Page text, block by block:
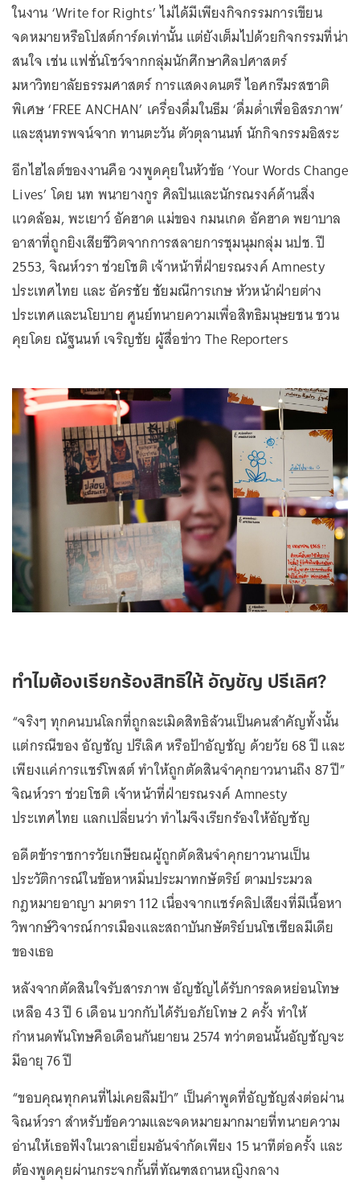
ในงาน ‘Write for Rights’ ไม่ได้มีเพียงกิจกรรมการเขียน
จดหมายหรือโปสต์การ์ดเท่านั้น แต่ยังเต็มไปด้วยกิจกรรมที่น่า
สนใจ เช่น แฟชั่นโชว์จากกลุ่มนักศึกษาศิลปศาสตร์
มหาวิทยาลัยธรรมศาสตร์ การแสดงดนตรี ไอศกรีมรสชาติ
พิเศษ ‘FREE ANCHAN’ เครื่องดื่มในธีม ‘ดื่มด่ำเพื่ออิสรภาพ’
และสุนทรพจน์จาก ทานตะวัน ตัวตุลานนท์ นักกิจกรรมอิสระ
อีกไฮไลต์ของงานคือ วงพูดคุยในหัวข้อ ‘Your Words Change
Lives’ โดย นท พนายางกูร ศิลปินและนักรณรงค์ด้านสิ่ง
แวดล้อม, พะเยาว์ อัคฮาด แม่ของ กมนเกด อัคฮาด พยาบาล
อาสาที่ถูกยิงเสียชีวิตจากการสลายการชุมนุมกลุ่ม นปช. ปี
2553, จิณห์วรา ช่วยโชติ เจ้าหน้าที่ฝ่ายรณรงค์ Amnesty
ประเทศไทย และ อัครชัย ชัยมณีการเกษ หัวหน้าฝ่ายต่าง
ประเทศและนโยบาย ศูนย์ทนายความเพื่อสิทธิมนุษยชน ชวน
คุยโดย ณัฐนนท์ เจริญชัย ผู้สื่อข่าว The Reporters
ทำไมต้องเรียกร้องสิทธิให้ อัญชัญ ปรีเลิศ?
“จริงๆ ทุกคนบนโลกที่ถูกละเมิดสิทธิล้วนเป็นคนสำคัญทั้งนั้น
แต่กรณีของ อัญชัญ ปรีเลิศ หรือป้าอัญชัญ ด้วยวัย 68 ปี และ
เพียงแค่การแชร์โพสต์ ทำให้ถูกตัดสินจำคุกยาวนานถึง 87 ปี”
จิณห์วรา ช่วยโชติ เจ้าหน้าที่ฝ่ายรณรงค์ Amnesty
ประเทศไทย แลกเปลี่ยนว่า ทำไมจึงเรียกร้องให้อัญชัญ
อดีตข้าราชการวัยเกษียณผู้ถูกตัดสินจำคุกยาวนานเป็น
ประวัติการณ์ในข้อหาหมิ่นประมาทกษัตริย์ ตามประมวล
กฎหมายอาญา มาตรา 112 เนื่องจากแชร์คลิปเสียงที่มีเนื้อหา
วิพากษ์วิจารณ์การเมืองและสถาบันกษัตริย์บนโซเชียลมีเดีย
ของเธอ
หลังจากตัดสินใจรับสารภาพ อัญชัญได้รับการลดหย่อนโทษ
เหลือ 43 ปี 6 เดือน บวกกับได้รับอภัยโทษ 2 ครั้ง ทำให้
กำหนดพ้นโทษคือเดือนกันยายน 2574 ทว่าตอนนั้นอัญชัญจะ
มีอายุ 76 ปี
“ขอบคุณทุกคนที่ไม่เคยลืมป้า” เป็นคำพูดที่อัญชัญส่งต่อผ่าน
จิณห์วรา สำหรับข้อความและจดหมายมากมายที่ทนายความ
อ่านให้เธอฟังในเวลาเยี่ยมอันจำกัดเพียง 15 นาทีต่อครั้ง และ
ต้องพูดคุยผ่านกระจกกั้นที่ทัณฑสถานหญิงกลาง